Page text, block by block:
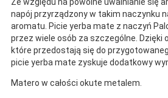
Ze względu na powolne uwalnianie się
napój przyrządzony w takim naczynku
aromatu. Picie yerba mate z naczyń
przez wiele osób za szczególne. Dzięki
które przedostają się do
picie yerba mate zyskuje dodatkowy
Matero w całości okute metalem.